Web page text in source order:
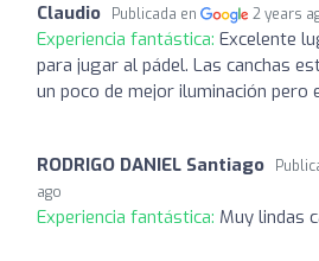
Claudio Publicada en 2 years
Experiencia fantástica: Excelente
para jugar al pádel. Las canchas
un poco de mejor iluminación pero
RODRIGO DANIEL Santiago
ago
Experiencia fantástica: Muy lindas